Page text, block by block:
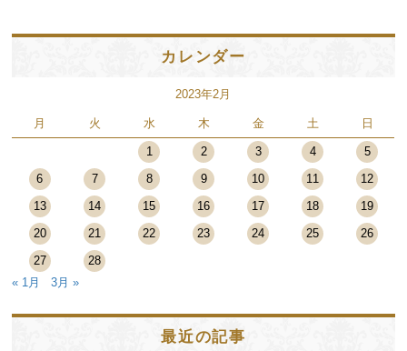
カレンダー
2023年2月
月 火 水 木 金 土 日
1 2 3 4
5
6
7 8 9 10 11
12
13
14 15 16 17 18
19
20
21 22 23 24 25
26
27
28
« 1月
3月 »
最近の記事